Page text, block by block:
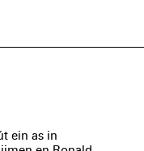
ein as in